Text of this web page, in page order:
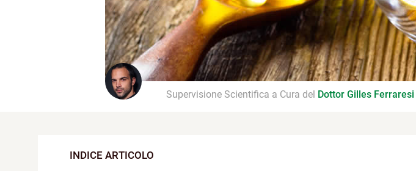
Supervisione Scientifica a Cura del Dottor Gilles Ferraresi